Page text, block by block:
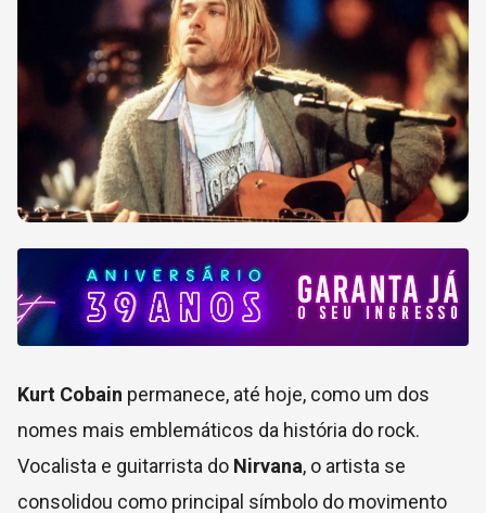
Kurt Cobain permanece, até hoje, como um dos
nomes mais emblemáticos da história do rock.
Vocalista e guitarrista do Nirvana, o artista se
consolidou como principal símbolo do movimento